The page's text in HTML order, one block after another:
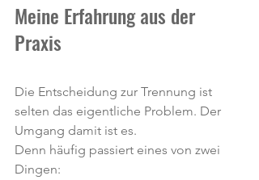
Meine Erfahrung aus der
Praxis
Die Entscheidung zur Trennung ist
selten das eigentliche Problem. Der
Umgang damit ist es.
Denn häufig passiert eines von zwei
Dingen: